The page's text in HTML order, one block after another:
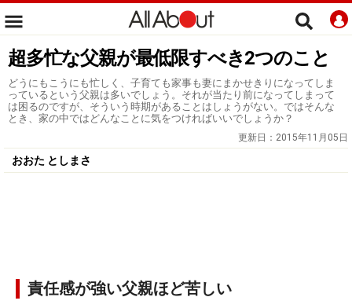
超多忙な父親が最低限すべき2つのこと
どうにもこうにも忙しく、子育ても家事も妻にまかせきりになってしま
っているという父親は多いでしょう。それが当たり前になってしまって
は困るのですが、そういう時期があることはしょうがない。ではそんな
とき、家の中ではどんなことに気をつければいいでしょうか？
更新日： 2015年11月05日
おおた としまさ
責任感が強い父親ほど苦しい